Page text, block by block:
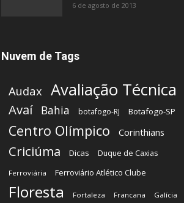
6 de agosto de 2013
Nuvem de Tags
Audax Avaliação Técnica
Avaí Bahia botafogo-RJ Botafogo-SP
Centro Olímpico Corinthians
Criciúma Dicas Duque de Caxias
Ferroviária Ferroviário Atlético Clube
Floresta Fortaleza Francana Galícia